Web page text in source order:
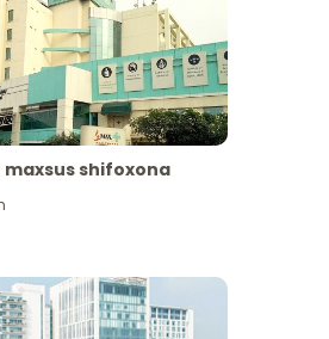
maxsus shifoxona